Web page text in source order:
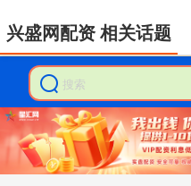
兴盛网配资 相关话题